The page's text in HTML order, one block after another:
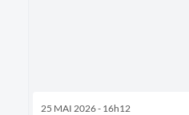
25 MAI 2026 - 16h12